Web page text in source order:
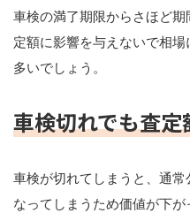
車検の満了期限からさほど
定額に影響を与えないで相
多いでしょう。
車検切れでも査
車検が切れてしまうと、通
なってしまうため価値が下